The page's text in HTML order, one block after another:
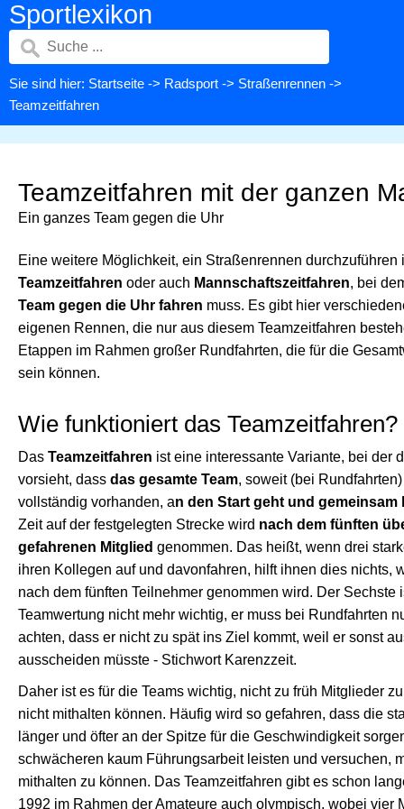
Sportlexikon
Sie sind hier: Startseite -> Radsport -> Straßenrennen ->
Teamzeitfahren
Teamzeitfahren mit der ganzen
Ein ganzes Team gegen die Uhr
Eine weitere Möglichkeit, ein Straßenrennen durchzuführen
Teamzeitfahren oder auch Mannschaftszeitfahren, bei
Team gegen die Uhr fahren muss. Es gibt hier
eigenen Rennen, die nur aus diesem Teamzeitfahren
Etappen im Rahmen großer Rundfahrten, die für die
sein können.
Wie funktioniert das Teamzeitfahren?
Das Teamzeitfahren ist eine interessante Variante, bei der
vorsieht, dass das gesamte Team, soweit (bei
vollständig vorhanden, an den Start geht und gemeinsam
Zeit auf der festgelegten Strecke wird nach dem fünften
gefahrenen Mitglied genommen. Das heißt, wenn drei
ihren Kollegen auf und davonfahren, hilft ihnen dies nichts,
nach dem fünften Teilnehmer genommen wird. Der Sechste
Teamwertung nicht mehr wichtig, er muss bei Rundfahrten
achten, dass er nicht zu spät ins Ziel kommt, weil er sonst
ausscheiden müsste - Stichwort Karenzzeit.
Daher ist es für die Teams wichtig, nicht zu früh Mitglieder
nicht mithalten können. Häufig wird so gefahren, dass die
länger und öfter an der Spitze für die Geschwindigkeit
schwächeren kaum Führungsarbeit leisten und versuchen,
mithalten zu können. Das Teamzeitfahren gibt es schon
1992 im Rahmen der Amateure auch olympisch, wobei vier